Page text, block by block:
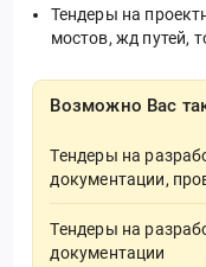
Тендеры на
мостов, жд путей,
Возможно Вас
Тендеры на
документации,
Тендеры на
документации